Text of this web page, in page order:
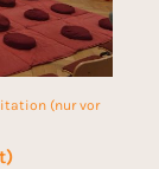
(nur vor